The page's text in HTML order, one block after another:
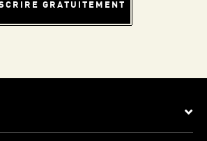
GRATUITEMENT